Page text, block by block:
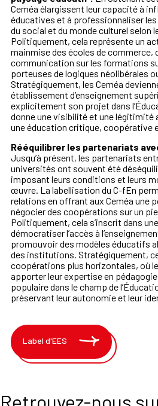
Ceméa élargissent leur capacité à
éducatives et à professionnaliser les
du social et du monde culturel selon
Politiquement, cela représente un
mainmise des écoles de commerce,
communication sur les formations
porteuses de logiques néolibérales
Stratégiquement, les Ceméa
établissement d’enseignement
explicitement son projet dans
donne une visibilité et une légitimité
une éducation critique, coopérative
Rééquilibrer les partenariats
Jusqu’à présent, les partenariats
universités ont souvent été
imposant leurs conditions et leurs
œuvre. La labellisation du C-fEn
relations en offrant aux Ceméa une
négocier des coopérations sur un
Politiquement, cela s’inscrit dans
démocratiser l’accès à
promouvoir des modèles éducatifs
des institutions. Stratégiquement,
coopérations plus horizontales, où
apporter leur expertise en
populaire dans le champ de
préservant leur autonomie et leur
Label d'EES
Retrouvez-nous